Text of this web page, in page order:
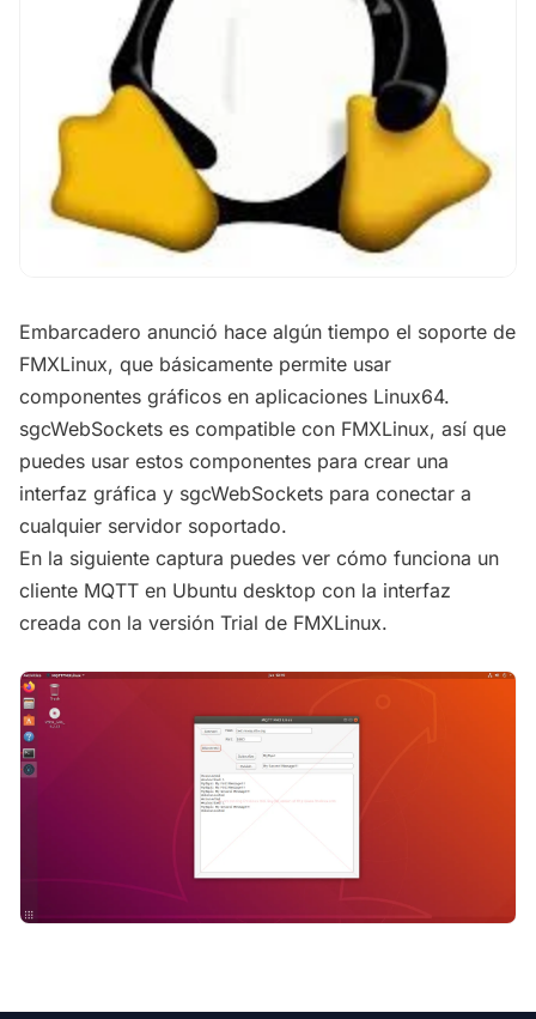
Embarcadero anunció hace algún tiempo el soporte de
FMXLinux, que básicamente permite usar
componentes gráficos en aplicaciones Linux64.
sgcWebSockets es compatible con FMXLinux, así que
puedes usar estos componentes para crear una
interfaz gráfica y sgcWebSockets para conectar a
cualquier servidor soportado.
En la siguiente captura puedes ver cómo funciona un
cliente MQTT en Ubuntu desktop con la interfaz
creada con la versión Trial de FMXLinux.